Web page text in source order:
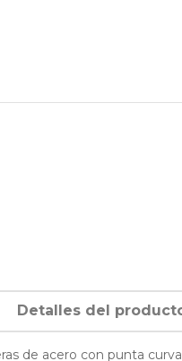
Detalles del
de acero con punta